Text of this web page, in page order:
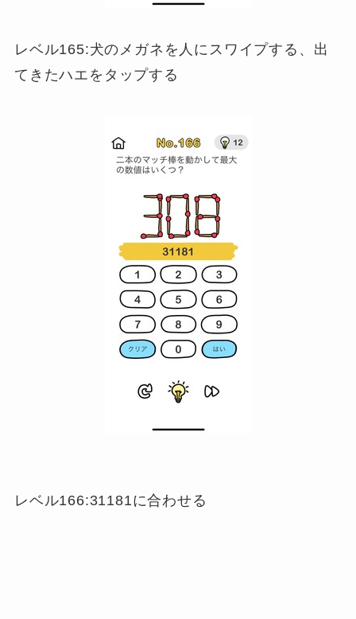
レベル165:犬のメガネを人にスワイプする、出
てきたハエをタップする
レベル166:31181に合わせる